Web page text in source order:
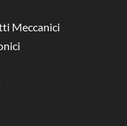
Meccanici